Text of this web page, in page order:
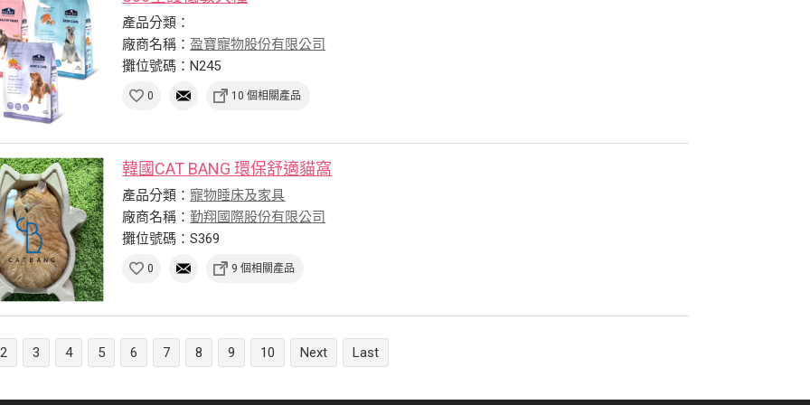
產品分類：
廠商名稱：盈寶寵物股份有限公司
攤位號碼：N245
0 10 個相關產品
韓國CAT BANG 環保舒適貓窩
產品分類：寵物睡床及家具
廠商名稱：勤翔國際股份有限公司
攤位號碼：S369
0 9 個相關產品
2 3 4 5 6 7 8 9 10 Next Last